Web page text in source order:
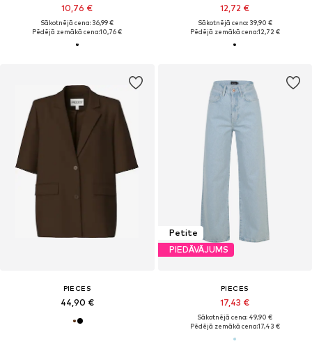
10,76 €
Sākotnējā cena: 36,99 €
Pēdējā zemākā cena:10,76 €
12,72 €
Sākotnējā cena: 39,90 €
Pēdējā zemākā cena:12,72 €
PIECES
44,90 €
Petite
PIEDĀVĀJUMS
PIECES
17,43 €
Sākotnējā cena: 49,90 €
Pēdējā zemākā cena:17,43 €